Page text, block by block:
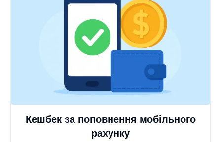
Кешбек за поповнення мобільного
рахунку